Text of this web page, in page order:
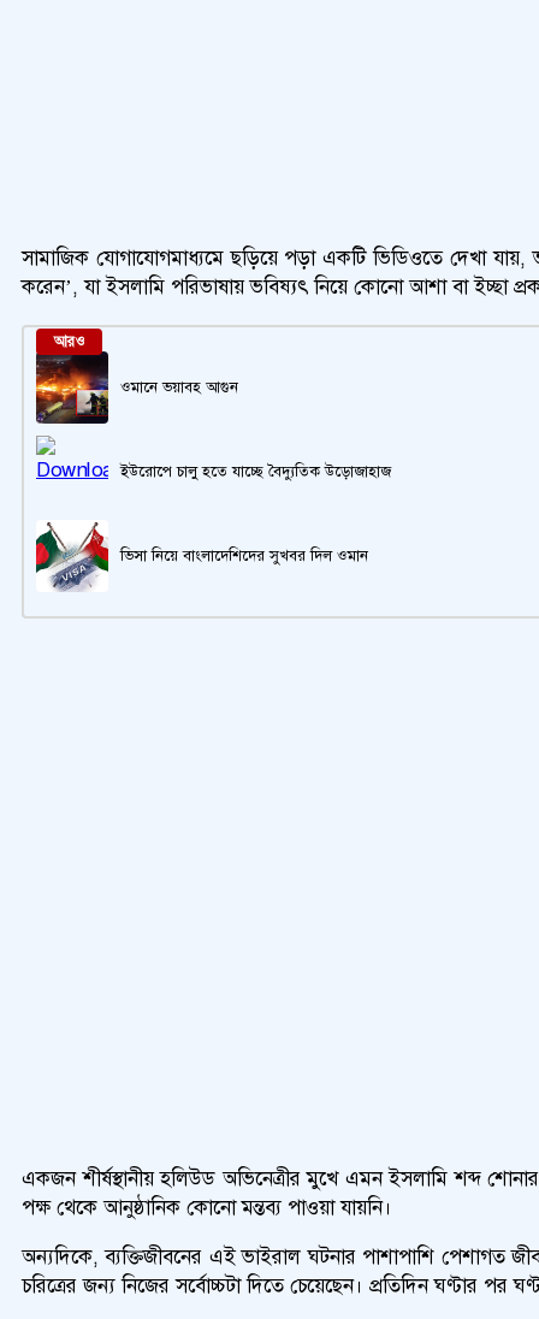
সামাজিক যোগাযোগমাধ্যমে ছড়িয়ে পড়া একটি ভিডিওতে দেখা
করেন’, যা ইসলামি পরিভাষায় ভবিষ্যৎ নিয়ে কোনো আশা বা ইচ্ছা
আরও
ওমানে ভয়াবহ আগুন
ইউরোপে চালু হতে যাচ্ছে বৈদ্যুতিক উড়োজাহাজ
ভিসা নিয়ে বাংলাদেশিদের সুখবর দিল ওমান
একজন শীর্ষস্থানীয় হলিউড অভিনেত্রীর মুখে এমন ইসলামি শব্দ
পক্ষ থেকে আনুষ্ঠানিক কোনো মন্তব্য পাওয়া যায়নি।
অন্যদিকে, ব্যক্তিজীবনের এই ভাইরাল ঘটনার পাশাপাশি পেশাগত
চরিত্রের জন্য নিজের সর্বোচ্চটা দিতে চেয়েছেন। প্রতিদিন ঘণ্টার